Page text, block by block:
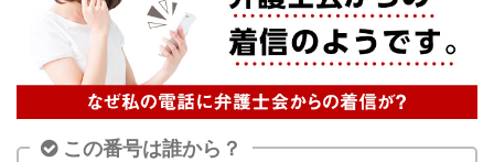
この番号は誰から？